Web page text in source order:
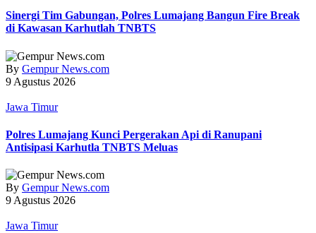
Sinergi Tim Gabungan, Polres Lumajang Bangun Fire Break
di Kawasan Karhutlah TNBTS
By Gempur News.com
9 Agustus 2026
Jawa Timur
Polres Lumajang Kunci Pergerakan Api di Ranupani
Antisipasi Karhutla TNBTS Meluas
By Gempur News.com
9 Agustus 2026
Jawa Timur